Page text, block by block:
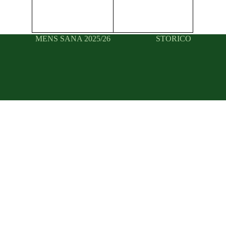
MENS SANA 2025/26 STORICO